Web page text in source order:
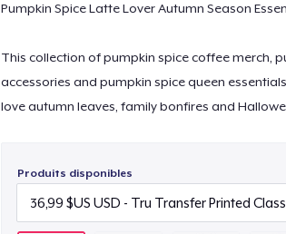
Pumpkin Spice Latte Lover Autumn Season
This collection of pumpkin spice coffee merch,
accessories and pumpkin spice queen
love autumn leaves, family bonfires and
Produits disponibles